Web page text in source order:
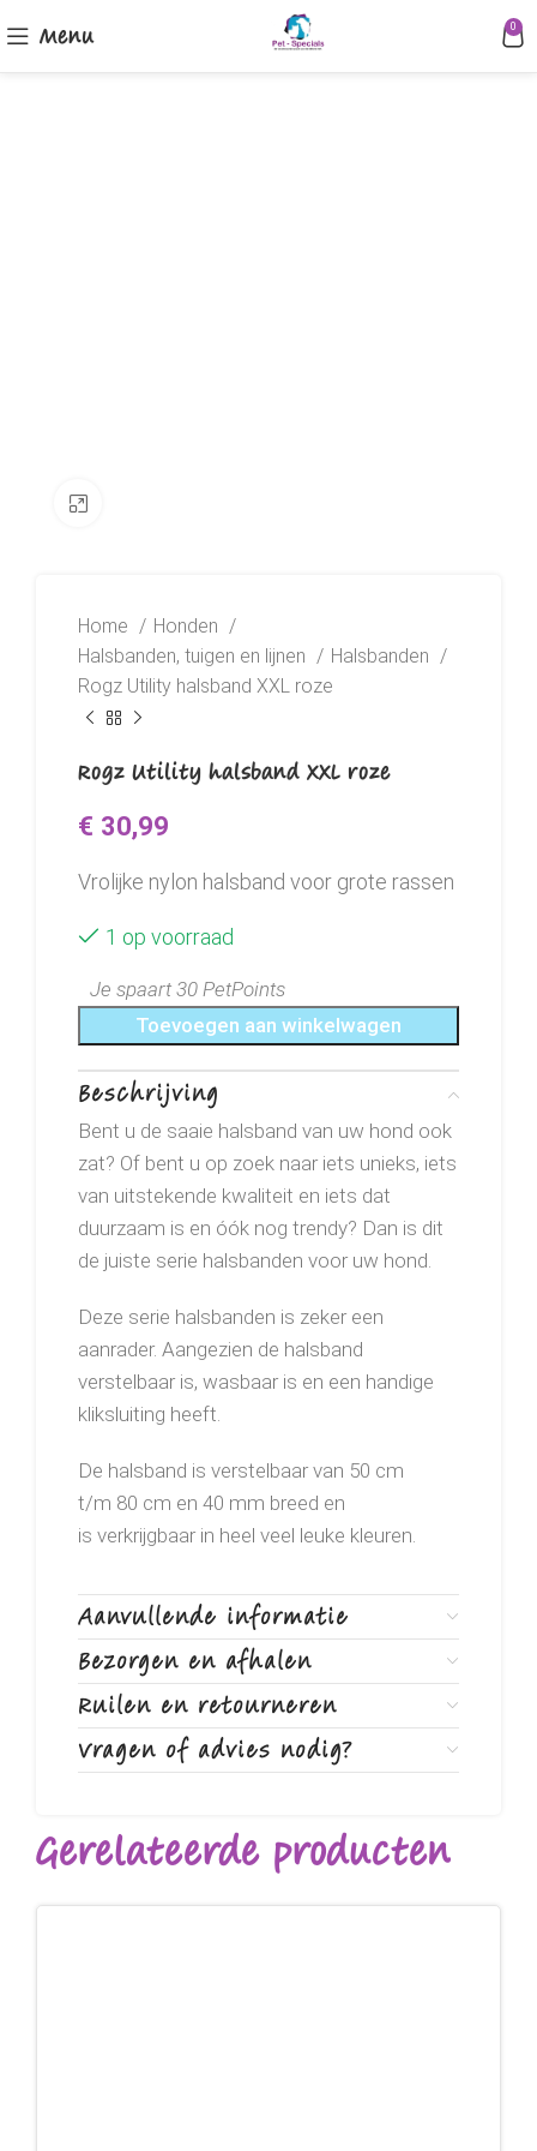
Menu 0
Home
Honden
Halsbanden, tuigen en lijnen
Halsbanden
Rogz Utility halsband XXL roze
Rogz Utility halsband XXL roze
€ 30,99
Vrolijke nylon halsband voor grote rassen
1 op voorraad
Je spaart 30 PetPoints
Toevoegen aan winkelwagen
Beschrijving
Bent u de saaie halsband van uw hond ook
zat? Of bent u op zoek naar iets unieks, iets
van uitstekende kwaliteit en iets dat
duurzaam is en óók nog trendy? Dan is dit
de juiste serie halsbanden voor uw hond.
Deze serie halsbanden is zeker een
aanrader. Aangezien de halsband
verstelbaar is, wasbaar is en een handige
kliksluiting heeft.
De halsband is verstelbaar van 50 cm
t/m 80 cm en 40 mm breed en
is verkrijgbaar in heel veel leuke kleuren.
Aanvullende informatie
Bezorgen en afhalen
Ruilen en retourneren
Vragen of advies nodig?
Gerelateerde producten